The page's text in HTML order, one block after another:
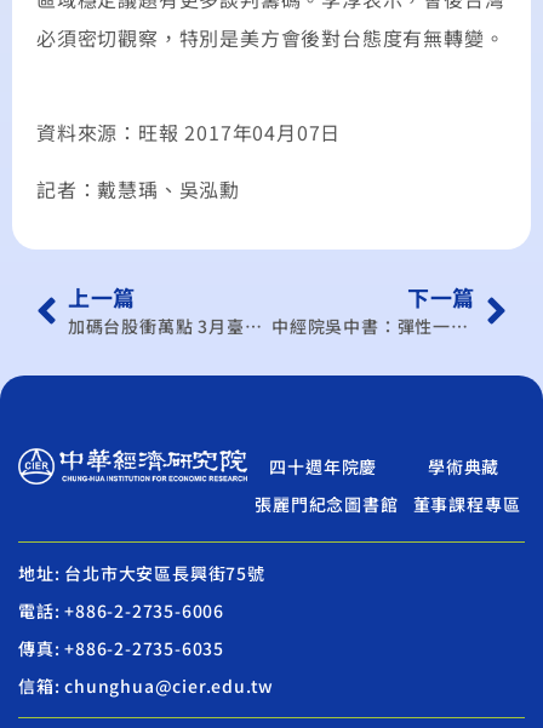
必須密切觀察，特別是美方會後對台態度有無轉變。
資料來源：旺報 2017年04月07日
記者：戴慧瑀、吳泓勳
上一篇
加碼台股衝萬點 3月臺灣採購經理人指數雙雙大漲
下一篇
中經院吳中書：彈性一例一休 才有助經濟
四十週年院慶
學術典藏
張麗門紀念圖書館
董事課程專區
地址: 台北市大安區長興街75號
電話: +886-2-2735-6006
傳真: +886-2-2735-6035
信箱: chunghua@cier.edu.tw